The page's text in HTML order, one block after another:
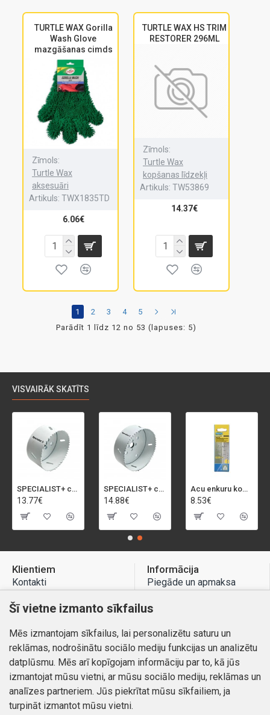
TURTLE WAX Gorilla
Wash Glove
mazgāšanas cimds
Zīmols:
Turtle Wax
aksesuāri
Artikuls: TWX1835TD
6.06€
TURTLE WAX HS TRIM
RESTORER 296ML
Zīmols:
Turtle Wax
kopšanas līdzekļi
Artikuls: TW53869
14.37€
1 2 3 4
5
Parādīt 1 līdz 12 no 53 (lapuses: 5)
VISVAIRĀK SKATĪTS
SPECIALIST+ caurumu zāģis BI-METAL, 92 mm
13.77€
SPECIALIST+ caurumu zāģis BI-METAL, 98 mm
14.88€
Acu enkuru komplekts, 3-13 mm, Rapid, 12 gab.
8.53€
Klientiem
Kontakti
Preču atgriešana
Mans profils
Pasūtījumi
Informācija
Piegāde un apmaksa
Atteikuma tiesības
Kontakti
Šī vietne izmanto sīkfailus
Mēs izmantojam sīkfailus, lai personalizētu saturu un
reklāmas, nodrošinātu sociālo mediju funkcijas un analizētu
datplūsmu. Mēs arī kopīgojam informāciju par to, kā jūs
izmantojat mūsu vietni, ar mūsu sociālo mediju, reklāmas un
analīzes partneriem. Jūs piekrītat mūsu sīkfailiem, ja
turpināt izmantot mūsu vietni.